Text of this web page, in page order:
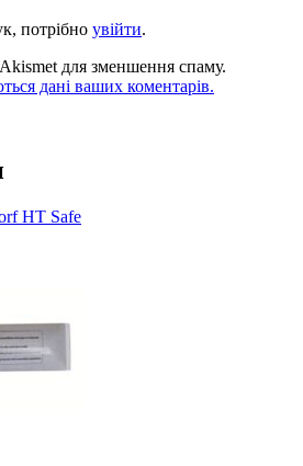
потрібно увійти.
для зменшення спаму.
дані ваших коментарів.
HT Safe